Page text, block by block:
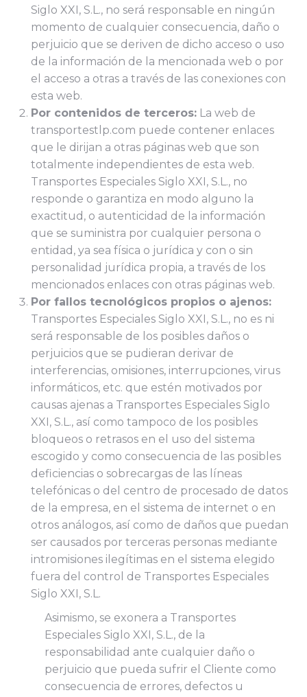
Siglo XXI, S.L., no será responsable en ningún
momento de cualquier consecuencia, daño o
perjuicio que se deriven de dicho acceso o uso
de la información de la mencionada web o por
el acceso a otras a través de las conexiones con
esta web.
Por contenidos de terceros: La web de
transportestlp.com puede contener enlaces
que le dirijan a otras páginas web que son
totalmente independientes de esta web.
Transportes Especiales Siglo XXI, S.L., no
responde o garantiza en modo alguno la
exactitud, o autenticidad de la información
que se suministra por cualquier persona o
entidad, ya sea física o jurídica y con o sin
personalidad jurídica propia, a través de los
mencionados enlaces con otras páginas web.
Por fallos tecnológicos propios o ajenos:
Transportes Especiales Siglo XXI, S.L., no es ni
será responsable de los posibles daños o
perjuicios que se pudieran derivar de
interferencias, omisiones, interrupciones, virus
informáticos, etc. que estén motivados por
causas ajenas a Transportes Especiales Siglo
XXI, S.L., así como tampoco de los posibles
bloqueos o retrasos en el uso del sistema
escogido y como consecuencia de las posibles
deficiencias o sobrecargas de las líneas
telefónicas o del centro de procesado de datos
de la empresa, en el sistema de internet o en
otros análogos, así como de daños que puedan
ser causados por terceras personas mediante
intromisiones ilegítimas en el sistema elegido
fuera del control de Transportes Especiales
Siglo XXI, S.L.
Asimismo, se exonera a Transportes
Especiales Siglo XXI, S.L., de la
responsabilidad ante cualquier daño o
perjuicio que pueda sufrir el Cliente como
consecuencia de errores, defectos u